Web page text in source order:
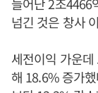
넘긴 것은 창사
세전이익 가운
해 18.6% 증가